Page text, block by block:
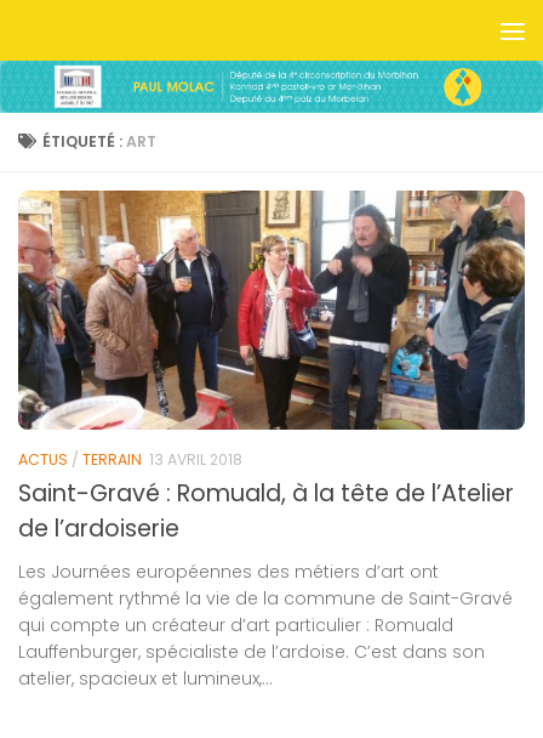
ÉTIQUETÉ :ART
ACTUS / TERRAIN 13 AVRIL 2018
Saint-Gravé : Romuald, à la tête de l’Atelier
de l’ardoiserie
Les Journées européennes des métiers d’art ont
également rythmé la vie de la commune de Saint-Gravé
qui compte un créateur d’art particulier : Romuald
Lauffenburger, spécialiste de l’ardoise. C’est dans son
atelier, spacieux et lumineux,...